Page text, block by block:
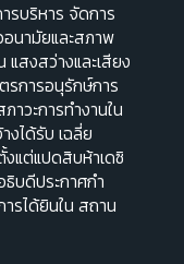
รบริหาร จัดการ
นามัยและสภาพ
แสงสว่างและเสียง
รการอนุรักษ์การ
วะการทํางานใน
งได้รับ เฉลี่ย
งแต่แปดสิบห้าเดซิ
ธิบดีประกาศกํา
รได้ยินใน สถาน